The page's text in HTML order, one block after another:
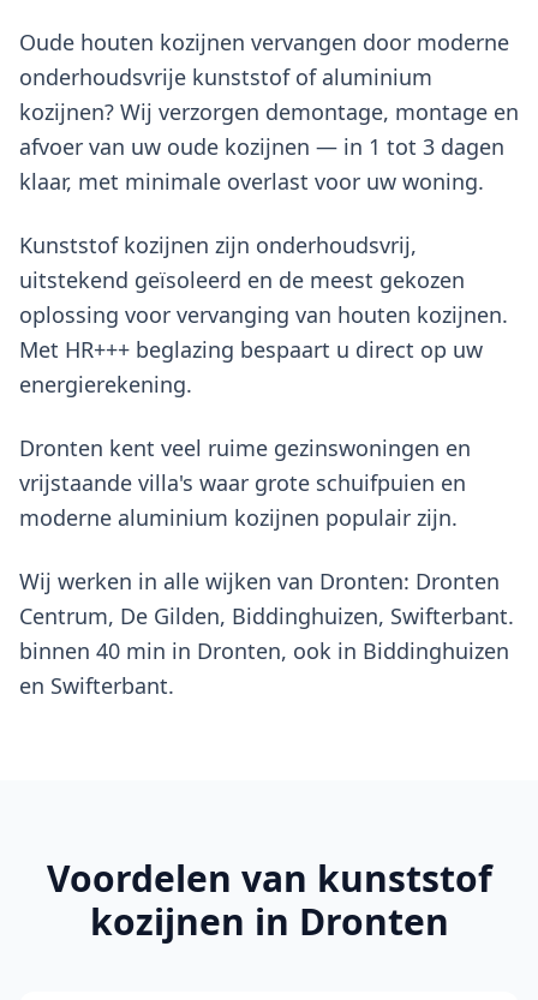
Oude houten kozijnen vervangen door moderne
onderhoudsvrije kunststof of aluminium
kozijnen? Wij verzorgen demontage, montage en
afvoer van uw oude kozijnen — in 1 tot 3 dagen
klaar, met minimale overlast voor uw woning.
Kunststof kozijnen zijn onderhoudsvrij,
uitstekend geïsoleerd en de meest gekozen
oplossing voor vervanging van houten kozijnen.
Met HR+++ beglazing bespaart u direct op uw
energierekening.
Dronten kent veel ruime gezinswoningen en
vrijstaande villa's waar grote schuifpuien en
moderne aluminium kozijnen populair zijn.
Wij werken in alle wijken van Dronten: Dronten
Centrum, De Gilden, Biddinghuizen, Swifterbant.
binnen 40 min in Dronten, ook in Biddinghuizen
en Swifterbant.
Voordelen van kunststof
kozijnen in Dronten